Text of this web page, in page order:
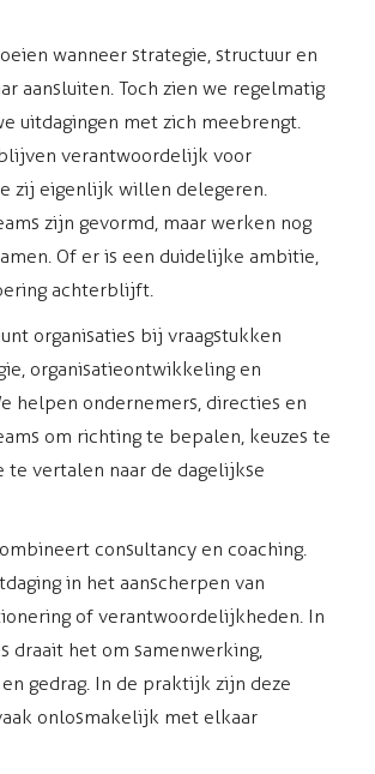
wanneer strategie, structuur en
aansluiten. Toch zien we regelmatig
uitdagingen met zich meebrengt.
verantwoordelijk voor
zij eigenlijk willen delegeren.
zijn gevormd, maar werken nog
Of er is een duidelijke ambitie,
achterblijft.
organisaties bij vraagstukken
organisatieontwikkeling en
helpen ondernemers, directies en
om richting te bepalen, keuzes te
te vertalen naar de dagelijkse
consultancy en coaching.
in het aanscherpen van
of verantwoordelijkheden. In
draait het om samenwerking,
gedrag. In de praktijk zijn deze
onlosmakelijk met elkaar